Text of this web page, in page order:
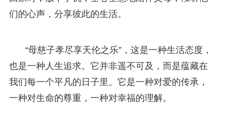
们的心声，分享彼此的生活。
“母慈子孝尽享天伦之乐”，这是一种生活态度，
也是一种人生追求。它并非遥不可及，而是蕴藏在
我们每一个平凡的日子里。它是一种对爱的传承，
一种对生命的尊重，一种对幸福的理解。